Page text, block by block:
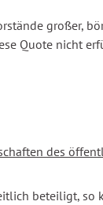
großer,
Quote nicht
des
beteiligt, so